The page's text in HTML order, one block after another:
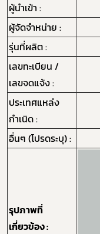
ผู้นำเข้า :
ผู้จัดจำหน่าย :
รุ่นที่ผลิต :
เลขทะเบียน /
เลขจดแจ้ง :
ประเทศแหล่ง
กำเนิด :
อื่นๆ (โปรดระบุ) :
รุปภาพที่
เกี่ยวข้อง :